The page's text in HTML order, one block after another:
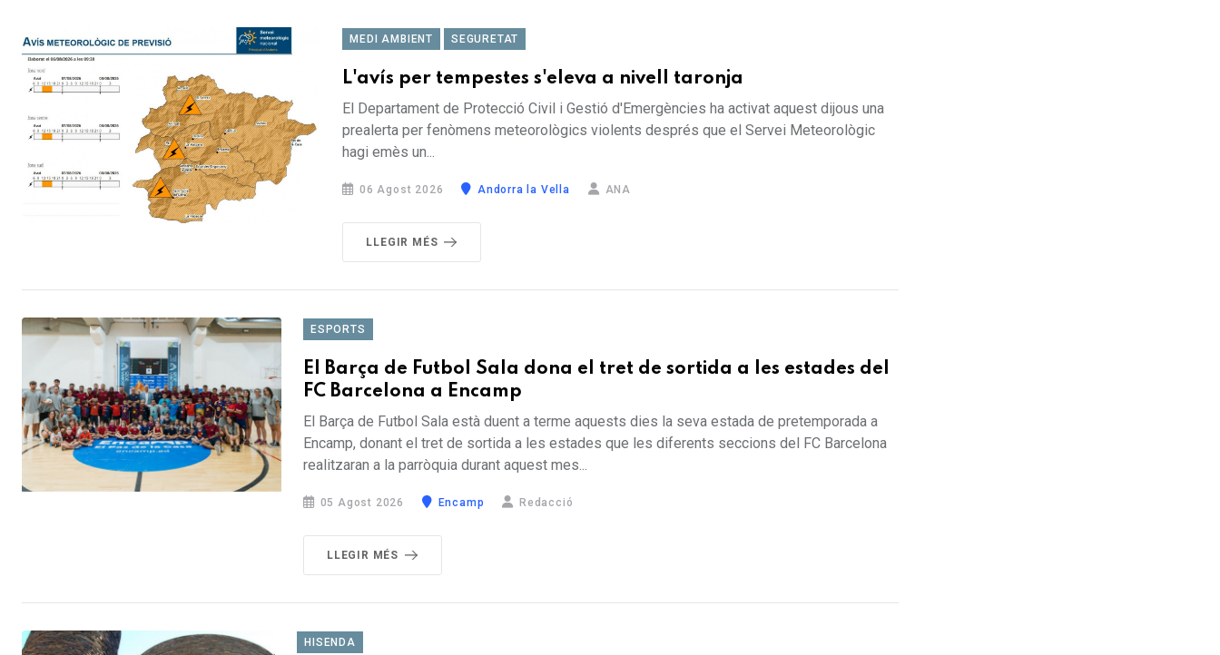
MEDI AMBIENT SEGURETAT
L'avís per tempestes s'eleva a nivell taronja
El Departament de Protecció Civil i Gestió d'Emergències ha activat aquest dijous una
prealerta per fenòmens meteorològics violents després que el Servei Meteorològic
hagi emès un...
06 Agost 2026 Andorra la Vella ANA
LLEGIR MÉS
ESPORTS
El Barça de Futbol Sala dona el tret de sortida a les estades del
FC Barcelona a Encamp
El Barça de Futbol Sala està duent a terme aquests dies la seva estada de pretemporada a
Encamp, donant el tret de sortida a les estades que les diferents seccions del FC Barcelona
realitzaran a la parròquia durant aquest mes...
05 Agost 2026 Encamp Redacció
LLEGIR MÉS
HISENDA